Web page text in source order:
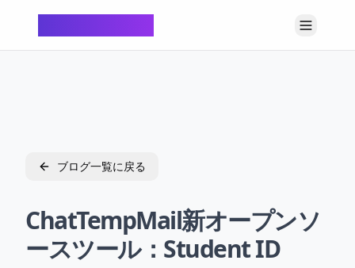
ブログ一覧に戻る
ChatTempMail新オープンソ
ースツール：Student ID